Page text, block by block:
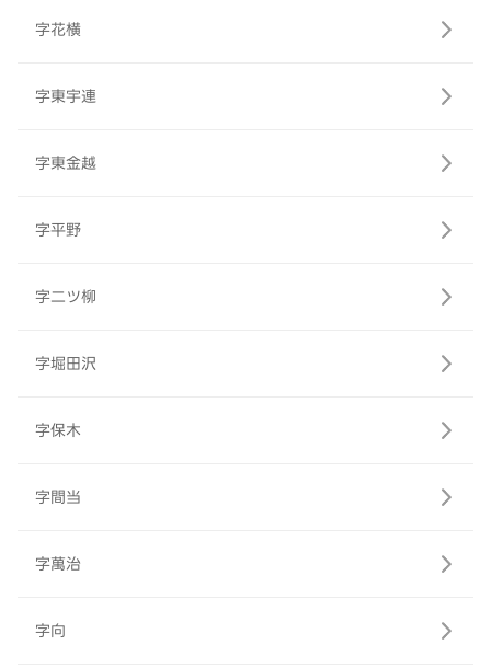
字花横
字東宇連
字東金越
字平野
字二ツ柳
字堀田沢
字保木
字間当
字萬治
字向